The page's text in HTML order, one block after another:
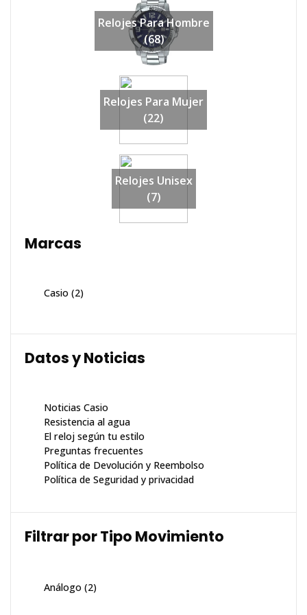
Relojes Para Hombre
(68)
Relojes Para Mujer
(22)
Relojes Unisex
(7)
Marcas
Casio (2)
Datos y Noticias
Noticias Casio
Resistencia al agua
El reloj según tu estilo
Preguntas frecuentes
Política de Devolución y Reembolso
Política de Seguridad y privacidad
Filtrar por Tipo Movimiento
Análogo (2)